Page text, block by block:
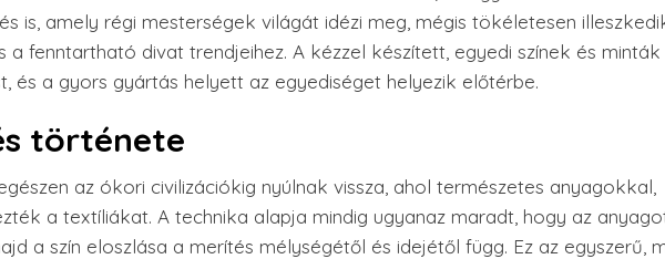
is, amely régi mesterségek világát idézi meg, mégis tökéletesen
a fenntartható divat trendjeihez. A kézzel készített, egyedi színek és minták
és a gyors gyártás helyett az egyediséget helyezik előtérbe.
története
az ókori civilizációkig nyúlnak vissza, ahol természetes anyagokkal,
a textíliákat. A technika alapja mindig ugyanaz maradt, hogy az
a szín eloszlása a merítés mélységétől és idejétől függ. Ez az egyszerű,